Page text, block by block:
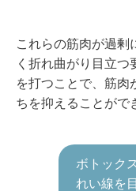
これらの筋肉が過剰
く折れ曲がり目立つ
を打つことで、筋肉
ちを抑えることがで
ボトック
れい線を